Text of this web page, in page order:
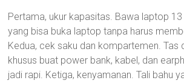
Pertama, ukur kapasitas. Bawa laptop 13
yang bisa buka laptop tanpa harus
Kedua, cek saku dan kompartemen. Tas
khusus buat power bank, kabel, dan
jadi rapi. Ketiga, kenyamanan. Tali bahu